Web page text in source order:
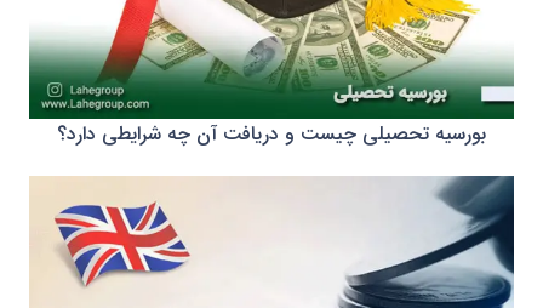
بورسیه تحصیلی چیست و دریافت آن چه شرایطی دارد؟